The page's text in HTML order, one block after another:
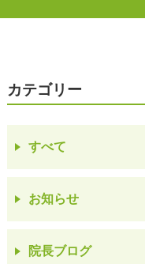
カテゴリー
すべて
お知らせ
院長ブログ